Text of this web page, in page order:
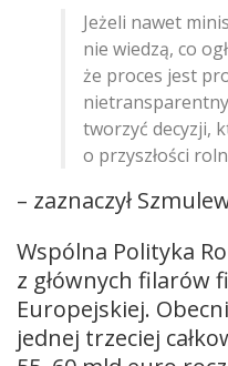
Jeżeli nawet
nie wiedzą, co
że proces jest
tworzyć decyzji,
o przyszłości
– zaznaczył
Wspólna Polityka
z głównych filarów
Europejskiej.
jednej trzeciej